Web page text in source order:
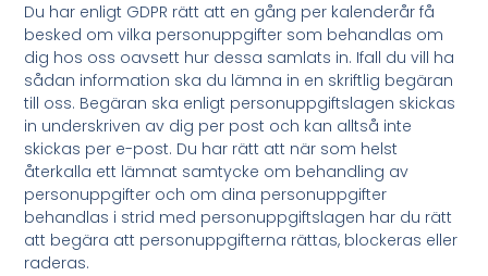
Du har enligt GDPR rätt att en gång per kalenderår få
besked om vilka personuppgifter som behandlas om
dig hos oss oavsett hur dessa samlats in. Ifall du vill ha
sådan information ska du lämna in en skriftlig begäran
till oss. Begäran ska enligt personuppgiftslagen skickas
in underskriven av dig per post och kan alltså inte
skickas per e-post. Du har rätt att när som helst
återkalla ett lämnat samtycke om behandling av
personuppgifter och om dina personuppgifter
behandlas i strid med personuppgiftslagen har du rätt
att begära att personuppgifterna rättas, blockeras eller
raderas.